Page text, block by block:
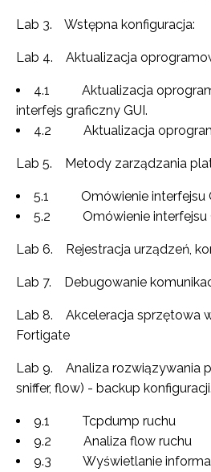
Lab 3. Wstępna konfiguracja:
Lab 4. Aktualizacja
4.1 Aktualizacja
interfejs graficzny GUI.
4.2 Aktualizacja
Lab 5. Metody zarządzania
5.1 Omówienie interfejsu
5.2 Omówienie interfejsu
Lab 6. Rejestracja urządzeń,
Lab 7. Debugowanie
Lab 8. Akceleracja sprzętowa
Fortigate
Lab 9. Analiza rozwiązywania
sniffer, flow) - backup konfiguracji.
9.1 Tcpdump ruchu
9.2 Analiza flow ruchu
9.3 Wyświetlanie